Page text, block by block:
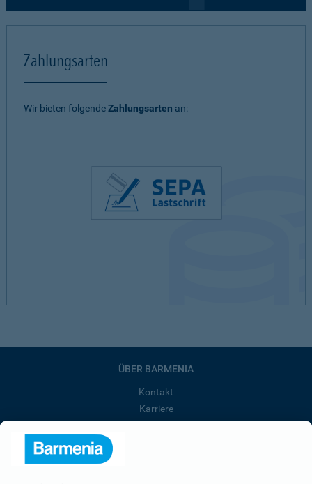
Zahlungsarten
Wir bieten folgendeZahlungsarten an:
ÜBER BARMENIA
Kontakt
Karriere